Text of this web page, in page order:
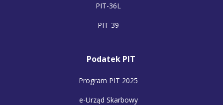
PIT-36L
PIT-39
Podatek PIT
Program PIT 2025
e-Urząd Skarbowy